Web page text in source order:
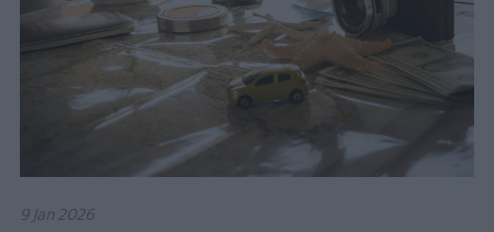
9 Jan 2026